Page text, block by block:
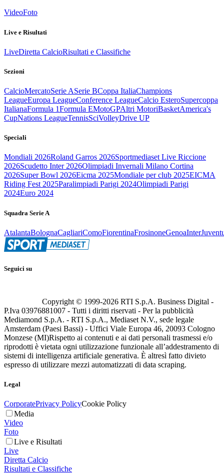
VideoFoto
Live e Risultati
LiveDiretta CalcioRisultati e Classifiche
Sezioni
CalcioMercatoSerie ASerie BCoppa ItaliaChampions
LeagueEuropa LeagueConference LeagueCalcio EsteroSupercoppa
ItalianaFormula 1Formula EMotoGPAltri MotoriBasketAmerica's
CupNations LeagueTennisSciVolleyDrive UP
Speciali
Mondiali 2026Roland Garros 2026Sportmediaset Live Riccione
2026Scudetto Inter 2026Olimpiadi Invernali Milano Cortina
2026Super Bowl 2026Eicma 2025Mondiale per club 2025EICMA
Riding Fest 2025Paralimpiadi Parigi 2024Olimpiadi Parigi
2024Euro 2024
Squadra Serie A
AtalantaBolognaCagliariComoFiorentinaFrosinoneGenoaInter
Seguici su
Copyright © 1999-2026 RTI S.p.A. Business Digital -
P.Iva 03976881007 - Tutti i diritti riservati - Per la pubblicità
Mediamond S.p.A. - RTI S.p.A., Mediaset N.V., sede legale
Amsterdam (Paesi Bassi) - Uffici Viale Europa 46, 20093 Cologno
Monzese (MI)Rispetto ai contenuti e ai dati personali trasmessi e/o
riprodotti è vietata ogni utilizzazione funzionale all’addestramento di
sistemi di intelligenza artificiale generativa. È altresì fatto divieto
espresso di utilizzare mezzi automatizzati di data scraping.
Legal
CorporatePrivacy PolicyCookie Policy
Media
Video
Foto
Live e Risultati
Live
Diretta Calcio
Risultati e Classifiche